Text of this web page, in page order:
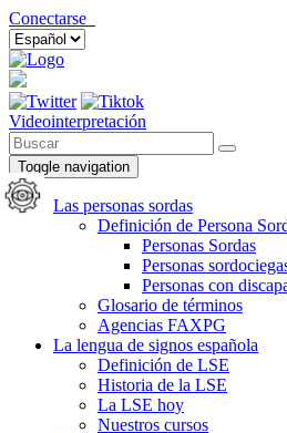
Conectarse
Videointerpretación
Toggle navigation
Las personas sordas
Definición de Persona
Personas Sordas
Personas
Personas con
Glosario de términos
Agencias FAXPG
La lengua de signos española
Definición de LSE
Historia de la LSE
La LSE hoy
Nuestros cursos